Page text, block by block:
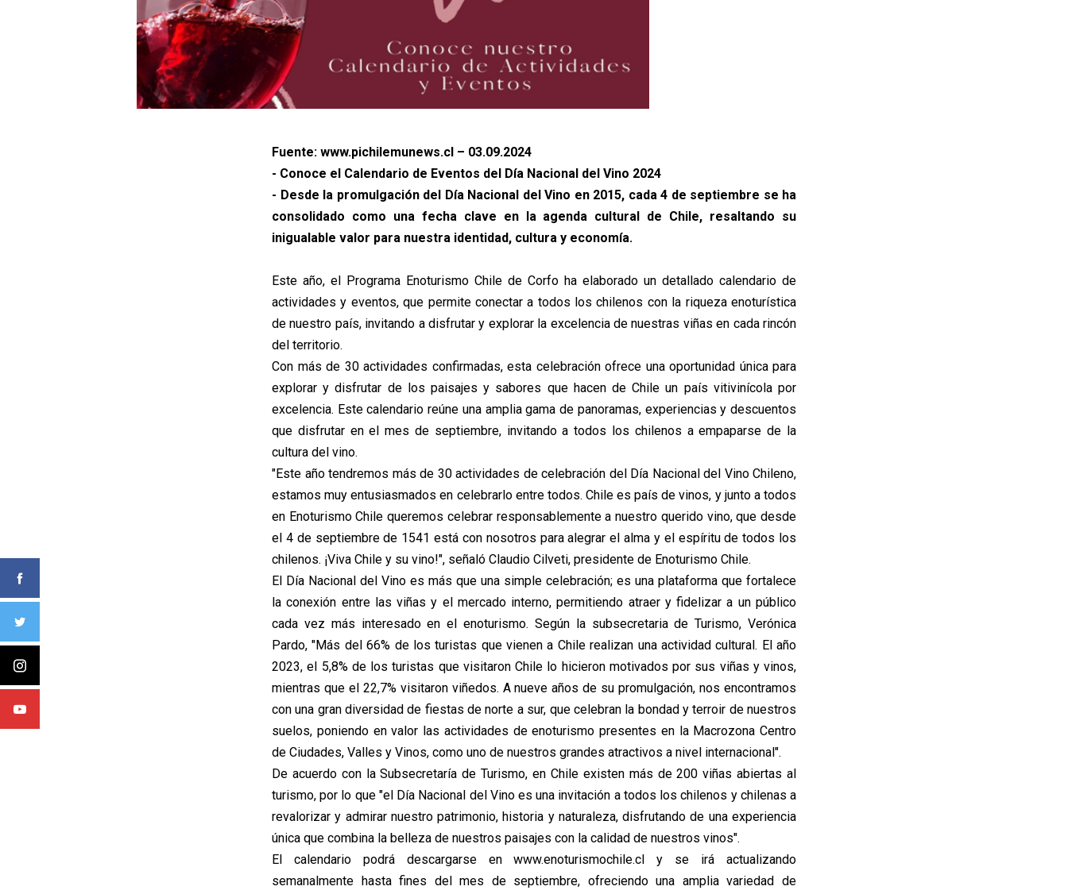
Fuente: www.pichilemunews.cl – 03.09.2024
- Conoce el Calendario de Eventos del Día Nacional del Vino 2024
- Desde la promulgación del Día Nacional del Vino en 2015, cada 4 de septiembre se ha
consolidado como una fecha clave en la agenda cultural de Chile, resaltando su
inigualable valor para nuestra identidad, cultura y economía.
Este año, el Programa Enoturismo Chile de Corfo ha elaborado un detallado calendario de
actividades y eventos, que permite conectar a todos los chilenos con la riqueza enoturística
de nuestro país, invitando a disfrutar y explorar la excelencia de nuestras viñas en cada rincón
del territorio.
Con más de 30 actividades confirmadas, esta celebración ofrece una oportunidad única para
explorar y disfrutar de los paisajes y sabores que hacen de Chile un país vitivinícola por
excelencia. Este calendario reúne una amplia gama de panoramas, experiencias y descuentos
que disfrutar en el mes de septiembre, invitando a todos los chilenos a empaparse de la
cultura del vino.
"Este año tendremos más de 30 actividades de celebración del Día Nacional del Vino Chileno,
estamos muy entusiasmados en celebrarlo entre todos. Chile es país de vinos, y junto a todos
en Enoturismo Chile queremos celebrar responsablemente a nuestro querido vino, que desde
el 4 de septiembre de 1541 está con nosotros para alegrar el alma y el espíritu de todos los
chilenos. ¡Viva Chile y su vino!", señaló Claudio Cilveti, presidente de Enoturismo Chile.
El Día Nacional del Vino es más que una simple celebración; es una plataforma que fortalece
la conexión entre las viñas y el mercado interno, permitiendo atraer y fidelizar a un público
cada vez más interesado en el enoturismo. Según la subsecretaria de Turismo, Verónica
Pardo, "Más del 66% de los turistas que vienen a Chile realizan una actividad cultural. El año
2023, el 5,8% de los turistas que visitaron Chile lo hicieron motivados por sus viñas y vinos,
mientras que el 22,7% visitaron viñedos. A nueve años de su promulgación, nos encontramos
con una gran diversidad de fiestas de norte a sur, que celebran la bondad y terroir de nuestros
suelos, poniendo en valor las actividades de enoturismo presentes en la Macrozona Centro
de Ciudades, Valles y Vinos, como uno de nuestros grandes atractivos a nivel internacional".
De acuerdo con la Subsecretaría de Turismo, en Chile existen más de 200 viñas abiertas al
turismo, por lo que "el Día Nacional del Vino es una invitación a todos los chilenos y chilenas a
revalorizar y admirar nuestro patrimonio, historia y naturaleza, disfrutando de una experiencia
única que combina la belleza de nuestros paisajes con la calidad de nuestros vinos".
El calendario podrá descargarse en www.enoturismochile.cl y se irá actualizando
semanalmente hasta fines del mes de septiembre, ofreciendo una amplia variedad de